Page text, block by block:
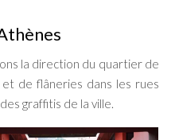
la direction du quartier de
et de flâneries dans les rues
graffitis de la ville.